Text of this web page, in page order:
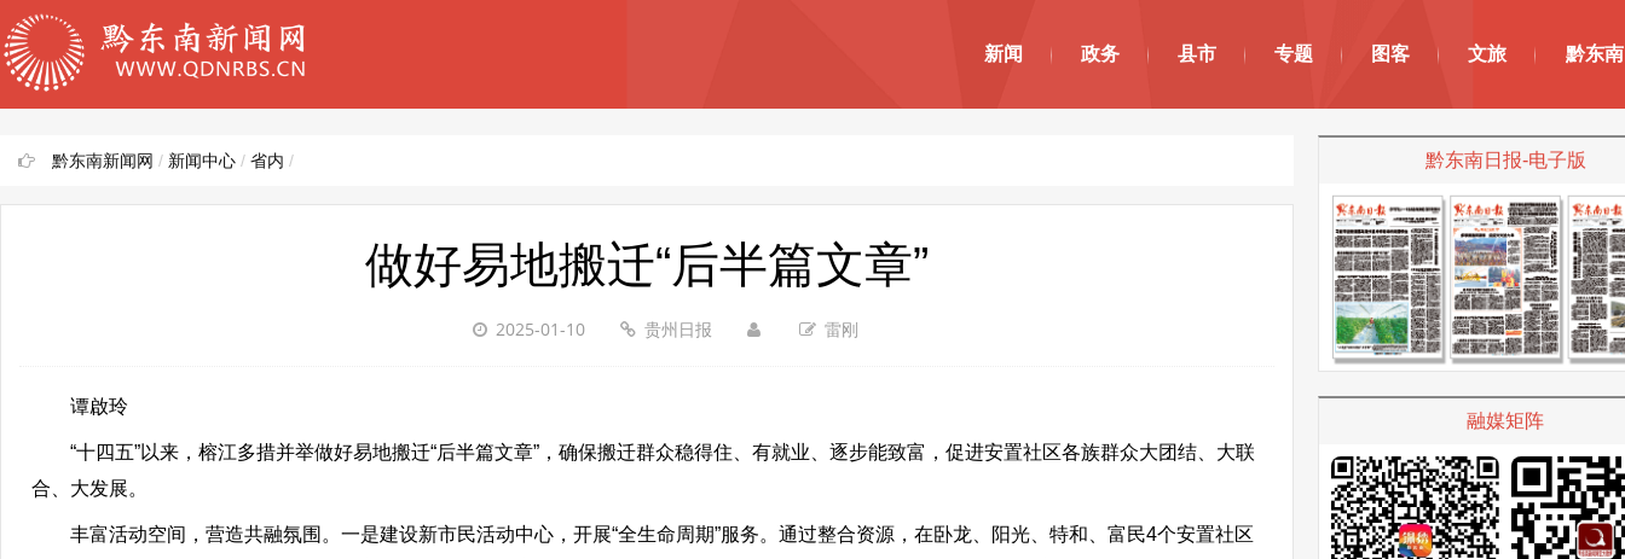
新闻 政务 县市 专题 图客 文旅 黔东
黔东南新闻网 / 新闻中心 / 省内 /
做好易地搬迁“后半篇文章”
2025-01-10 贵州日报 雷刚
谭啟玲
“十四五”以来，榕江多措并举做好易地搬迁“后半篇文章”，确保搬迁群众稳得住、有就业、逐步能致富，促进安置社区各族群众大团结、大联
合、大发展。
丰富活动空间，营造共融氛围。一是建设新市民活动中心，开展“全生命周期”服务。通过整合资源，在卧龙、阳光、特和、富民4个安置社区
黔东南日报-电子版
融媒矩阵